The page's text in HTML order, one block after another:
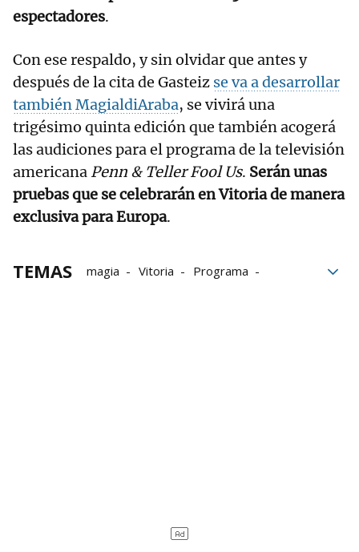
espectadores.
Con ese respaldo, y sin olvidar que antes y
después de la cita de Gasteiz se va a desarrollar
también MagialdiAraba, se vivirá una
trigésimo quinta edición que también acogerá
las audiciones para el programa de la televisión
americana Penn & Teller Fool Us. Serán unas
pruebas que se celebrarán en Vitoria de manera
exclusiva para Europa.
TEMAS magia Vitoria
Programa